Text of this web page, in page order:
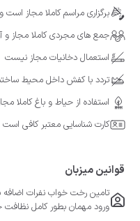
برگزاری مراسم کاملا مجاز است
جمع های مجردی کاملا مجاز و
استعمال دخانیات مجاز نیست
تردد با کفش داخل محیط
استفاده از حیاط و باغ کاملا
کارت شناسایی معتبر کافی است
قوانین میزبان
تامین رخت خواب نفرات اضافه
ورود مهمان بطور کامل